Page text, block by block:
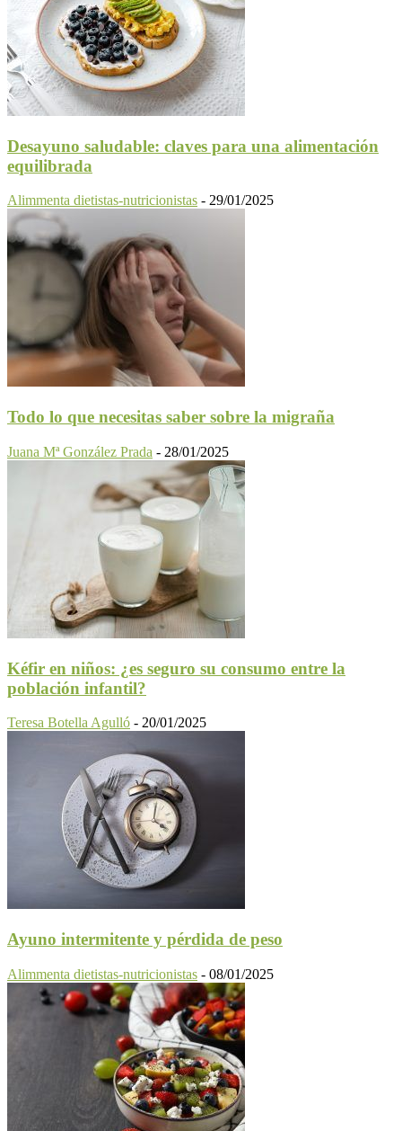
Desayuno saludable: claves para una alimentación
equilibrada
Alimmenta dietistas-nutricionistas - 29/01/2025
Todo lo que necesitas saber sobre la migraña
Juana Mª González Prada - 28/01/2025
Kéfir en niños: ¿es seguro su consumo entre la
población infantil?
Teresa Botella Agulló - 20/01/2025
Ayuno intermitente y pérdida de peso
Alimmenta dietistas-nutricionistas - 08/01/2025